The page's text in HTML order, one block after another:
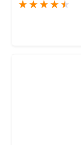
★ ★ ★ ★ ★